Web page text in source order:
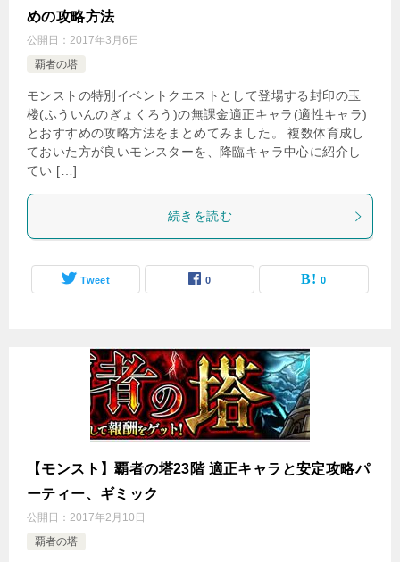
めの攻略方法
公開日： 2017年3月6日
覇者の塔
モンストの特別イベントクエストとして登場する封印の玉
楼(ふういんのぎょくろう)の無課金適正キャラ(適性キャラ)
とおすすめの攻略方法をまとめてみました。 複数体育成し
ておいた方が良いモンスターを、降臨キャラ中心に紹介し
てい […]
続きを読む
Tweet 0 0
【モンスト】覇者の塔23階 適正キャラと安定攻略パ
ーティー、ギミック
公開日： 2017年2月10日
覇者の塔